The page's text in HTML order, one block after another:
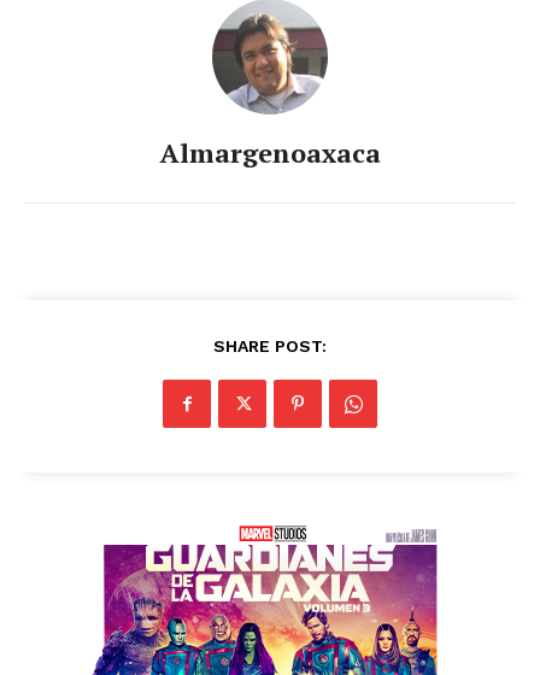
Almargenoaxaca
SHARE POST: